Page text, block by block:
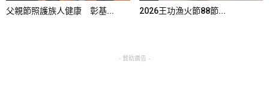
父親節照護族人健康 彰基... 2026王功漁火節88節...
- 贊助廣告 -